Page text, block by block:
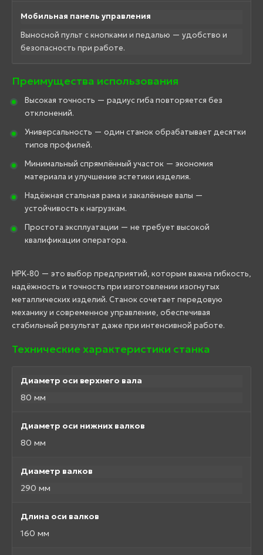
Мобильная панель управления
Выносной пульт с кнопками и педалью — удобство и
безопасность при работе.
Преимущества использования
Высокая точность — радиус гиба повторяется без
отклонений.
Универсальность — один станок обрабатывает десятки
типов профилей.
Минимальный спрямлённый участок — экономия
материала и улучшение эстетики изделия.
Надёжная стальная рама и закалённые валы —
устойчивость к нагрузкам.
Простота эксплуатации — не требует высокой
квалификации оператора.
HPK-80 — это выбор предприятий, которым важна гибкость,
надёжность и точность при изготовлении изогнутых
металлических изделий. Станок сочетает передовую
механику и современное управление, обеспечивая
стабильный результат даже при интенсивной работе.
Технические характеристики станка
Диаметр оси верхнего вала
80 мм
Диаметр оси нижних валков
80 мм
Диаметр валков
290 мм
Длина оси валков
160 мм